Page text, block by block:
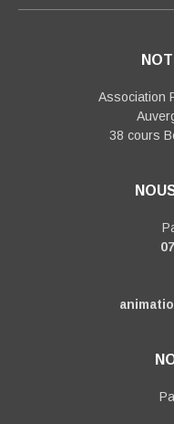
Association
38 cours